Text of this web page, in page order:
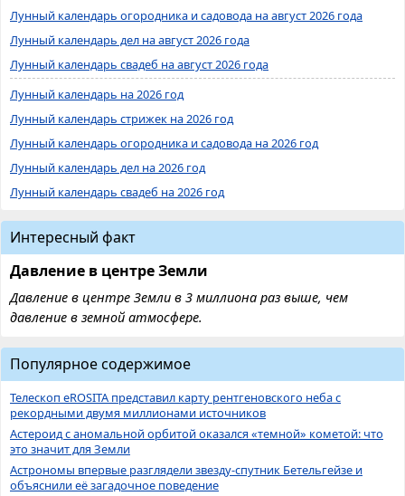
Лунный календарь огородника и садовода на август 2026 года
Лунный календарь дел на август 2026 года
Лунный календарь свадеб на август 2026 года
Лунный календарь на 2026 год
Лунный календарь стрижек на 2026 год
Лунный календарь огородника и садовода на 2026 год
Лунный календарь дел на 2026 год
Лунный календарь свадеб на 2026 год
Интересный факт
Давление в центре Земли
Давление в центре Земли в 3 миллиона раз выше, чем
давление в земной атмосфере.
Популярное содержимое
Телескоп eROSITA представил карту рентгеновского неба с
рекордными двумя миллионами источников
Астероид с аномальной орбитой оказался «темной» кометой: что
это значит для Земли
Астрономы впервые разглядели звезду-спутник Бетельгейзе и
объяснили её загадочное поведение